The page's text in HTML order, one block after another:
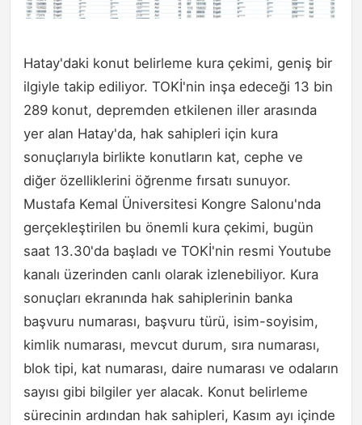
Hatay'daki konut belirleme kura çekimi, geniş bir
ilgiyle takip ediliyor. TOKİ'nin inşa edeceği 13 bin
289 konut, depremden etkilenen iller arasında
yer alan Hatay'da, hak sahipleri için kura
sonuçlarıyla birlikte konutların kat, cephe ve
diğer özelliklerini öğrenme fırsatı sunuyor.
Mustafa Kemal Üniversitesi Kongre Salonu'nda
gerçekleştirilen bu önemli kura çekimi, bugün
saat 13.30'da başladı ve TOKİ'nin resmi Youtube
kanalı üzerinden canlı olarak izlenebiliyor. Kura
sonuçları ekranında hak sahiplerinin banka
başvuru numarası, başvuru türü, isim-soyisim,
kimlik numarası, mevcut durum, sıra numarası,
blok tipi, kat numarası, daire numarası ve odaların
sayısı gibi bilgiler yer alacak. Konut belirleme
sürecinin ardından hak sahipleri, Kasım ayı içinde